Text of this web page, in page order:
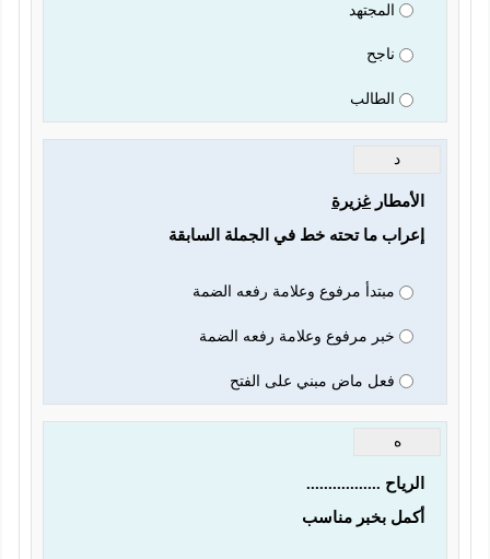
المجتهد
ناجح
الطالب
د
الأمطار غزيرة
إعراب ما تحته خط في الجملة السابقة
مبتدأ مرفوع وعلامة رفعه الضمة
خبر مرفوع وعلامة رفعه الضمة
فعل ماض مبني على الفتح
ه
الرياح .................
أكمل بخبر مناسب